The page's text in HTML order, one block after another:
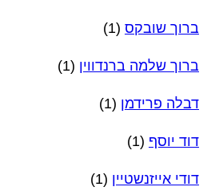
ברוך שובקס (1)
ברוך שלמה ברנדווין (1)
דבלה פרידמן (1)
דוד יוסף (1)
דודי אייזנשטיין (1)